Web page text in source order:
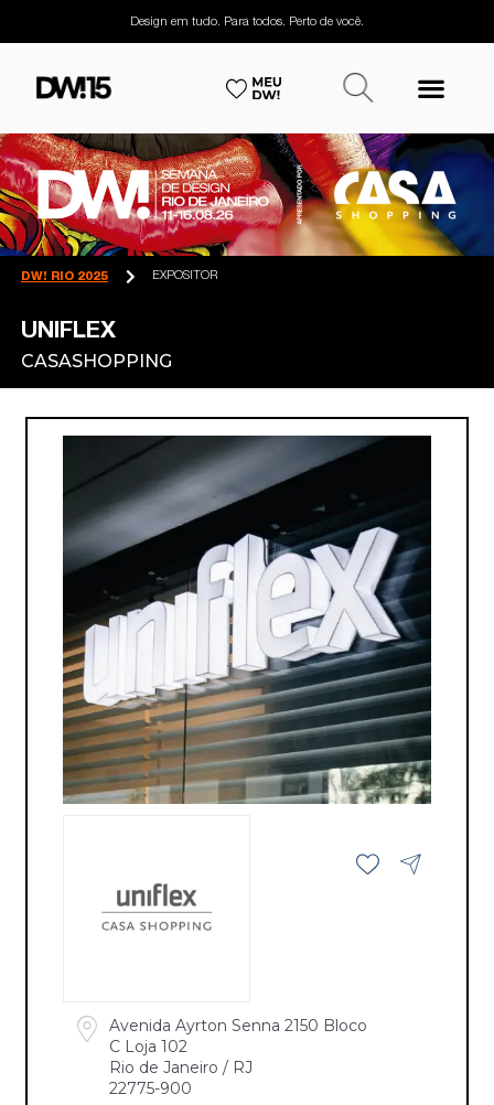
Design em tudo. Para todos. Perto de você.
DW! RIO 2025 EXPOSITOR
UNIFLEX
CASASHOPPING
Avenida Ayrton Senna 2150 Bloco
C Loja 102
Rio de Janeiro / RJ
22775-900